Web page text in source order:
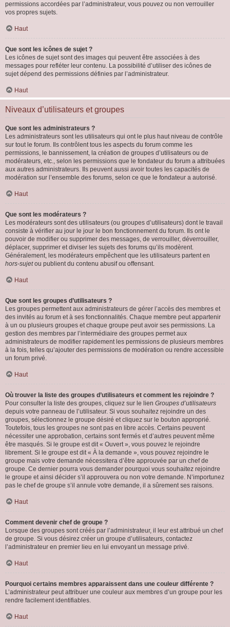
permissions accordées par l’administrateur, vous pouvez ou non verrouiller
vos propres sujets.
Haut
Que sont les icônes de sujet ?
Les icônes de sujet sont des images qui peuvent être associées à des
messages pour refléter leur contenu. La possibilité d’utiliser des icônes de
sujet dépend des permissions définies par l’administrateur.
Haut
Niveaux d’utilisateurs et groupes
Que sont les administrateurs ?
Les administrateurs sont les utilisateurs qui ont le plus haut niveau de contrôle
sur tout le forum. Ils contrôlent tous les aspects du forum comme les
permissions, le bannissement, la création de groupes d’utilisateurs ou de
modérateurs, etc., selon les permissions que le fondateur du forum a attribuées
aux autres administrateurs. Ils peuvent aussi avoir toutes les capacités de
modération sur l’ensemble des forums, selon ce que le fondateur a autorisé.
Haut
Que sont les modérateurs ?
Les modérateurs sont des utilisateurs (ou groupes d’utilisateurs) dont le travail
consiste à vérifier au jour le jour le bon fonctionnement du forum. Ils ont le
pouvoir de modifier ou supprimer des messages, de verrouiller, déverrouiller,
déplacer, supprimer et diviser les sujets des forums qu’ils modèrent.
Généralement, les modérateurs empêchent que les utilisateurs partent en
hors-sujetou publient du contenu abusif ou offensant.
Haut
Que sont les groupes d’utilisateurs ?
Les groupes permettent aux administrateurs de gérer l’accès des membres et
des invités au forum et à ses fonctionnalités. Chaque membre peut appartenir
à un ou plusieurs groupes et chaque groupe peut avoir ses permissions. La
gestion des membres par l’intermédiaire des groupes permet aux
administrateurs de modifier rapidement les permissions de plusieurs membres
à la fois, telles qu’ajouter des permissions de modération ou rendre accessible
un forum privé.
Haut
Où trouver la liste des groupes d’utilisateurs et comment les rejoindre ?
Pour consulter la liste des groupes, cliquez sur le lien Groupes d’utilisateurs
depuis votre panneau de l’utilisateur. Si vous souhaitez rejoindre un des
groupes, sélectionnez le groupe désiré et cliquez sur le bouton approprié.
Toutefois, tous les groupes ne sont pas en libre accès. Certains peuvent
nécessiter une approbation, certains sont fermés et d’autres peuvent même
être masqués. Si le groupe est dit « Ouvert », vous pouvez le rejoindre
librement. Si le groupe est dit « À la demande », vous pouvez rejoindre le
groupe mais votre demande nécessitera d’être approuvée par un chef de
groupe. Ce dernier pourra vous demander pourquoi vous souhaitez rejoindre
le groupe et ainsi décider s’il approuvera ou non votre demande. N’importunez
pas le chef de groupe s’il annule votre demande, il a sûrement ses raisons.
Haut
Comment devenir chef de groupe ?
Lorsque des groupes sont créés par l’administrateur, il leur est attribué un chef
de groupe. Si vous désirez créer un groupe d’utilisateurs, contactez
l’administrateur en premier lieu en lui envoyant un message privé.
Haut
Pourquoi certains membres apparaissent dans une couleur différente ?
L’administrateur peut attribuer une couleur aux membres d’un groupe pour les
rendre facilement identifiables.
Haut